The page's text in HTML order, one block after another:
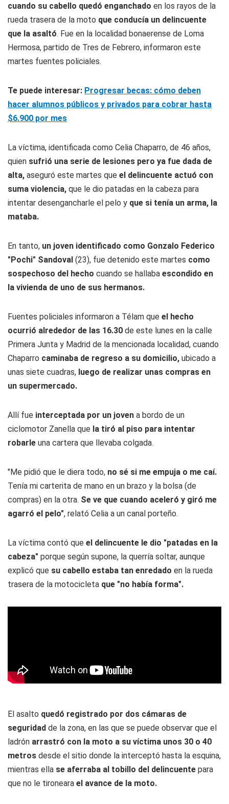
cuando su cabello quedó enganchado en los rayos de la
rueda trasera de la moto que conducía un delincuente
que la asaltó. Fue en la localidad bonaerense de Loma
Hermosa, partido de Tres de Febrero, informaron este
martes fuentes policiales.
Te puede interesar: Progresar becas: cómo deben
hacer alumnos públicos y privados para cobrar hasta
$6.900 por mes
La víctima, identificada como Celia Chaparro, de 46 años,
quien sufrió una serie de lesiones pero ya fue dada de
alta, aseguró este martes que el delincuente actuó con
suma violencia, que le dio patadas en la cabeza para
intentar desengancharle el pelo y que si tenía un arma, la
mataba.
En tanto, un joven identificado como Gonzalo Federico
"Pochi" Sandoval (23), fue detenido este martes como
sospechoso del hecho cuando se hallaba escondido en
la vivienda de uno de sus hermanos.
Fuentes policiales informaron a Télam que el hecho
ocurrió alrededor de las 16.30 de este lunes en la calle
Primera Junta y Madrid de la mencionada localidad, cuando
Chaparro caminaba de regreso a su domicilio, ubicado a
unas siete cuadras, luego de realizar unas compras en
un supermercado.
Allí fue interceptada por un joven a bordo de un
ciclomotor Zanella que la tiró al piso para intentar
robarle una cartera que llevaba colgada.
"Me pidió que le diera todo, no sé si me empuja o me caí.
Tenía mi carterita de mano en un brazo y la bolsa (de
compras) en la otra. Se ve que cuando aceleró y giró me
agarró el pelo", relató Celia a un canal porteño.
La víctima contó que el delincuente le dio "patadas en la
cabeza" porque según supone, la querría soltar, aunque
explicó que su cabello estaba tan enredado en la rueda
trasera de la motocicleta que "no había forma".
El asalto quedó registrado por dos cámaras de
seguridad de la zona, en las que se puede observar que el
ladrón arrastró con la moto a su víctima unos 30 o 40
metros desde el sitio donde la interceptó hasta la esquina,
mientras ella se aferraba al tobillo del delincuente para
que no le tironeara el avance de la moto.